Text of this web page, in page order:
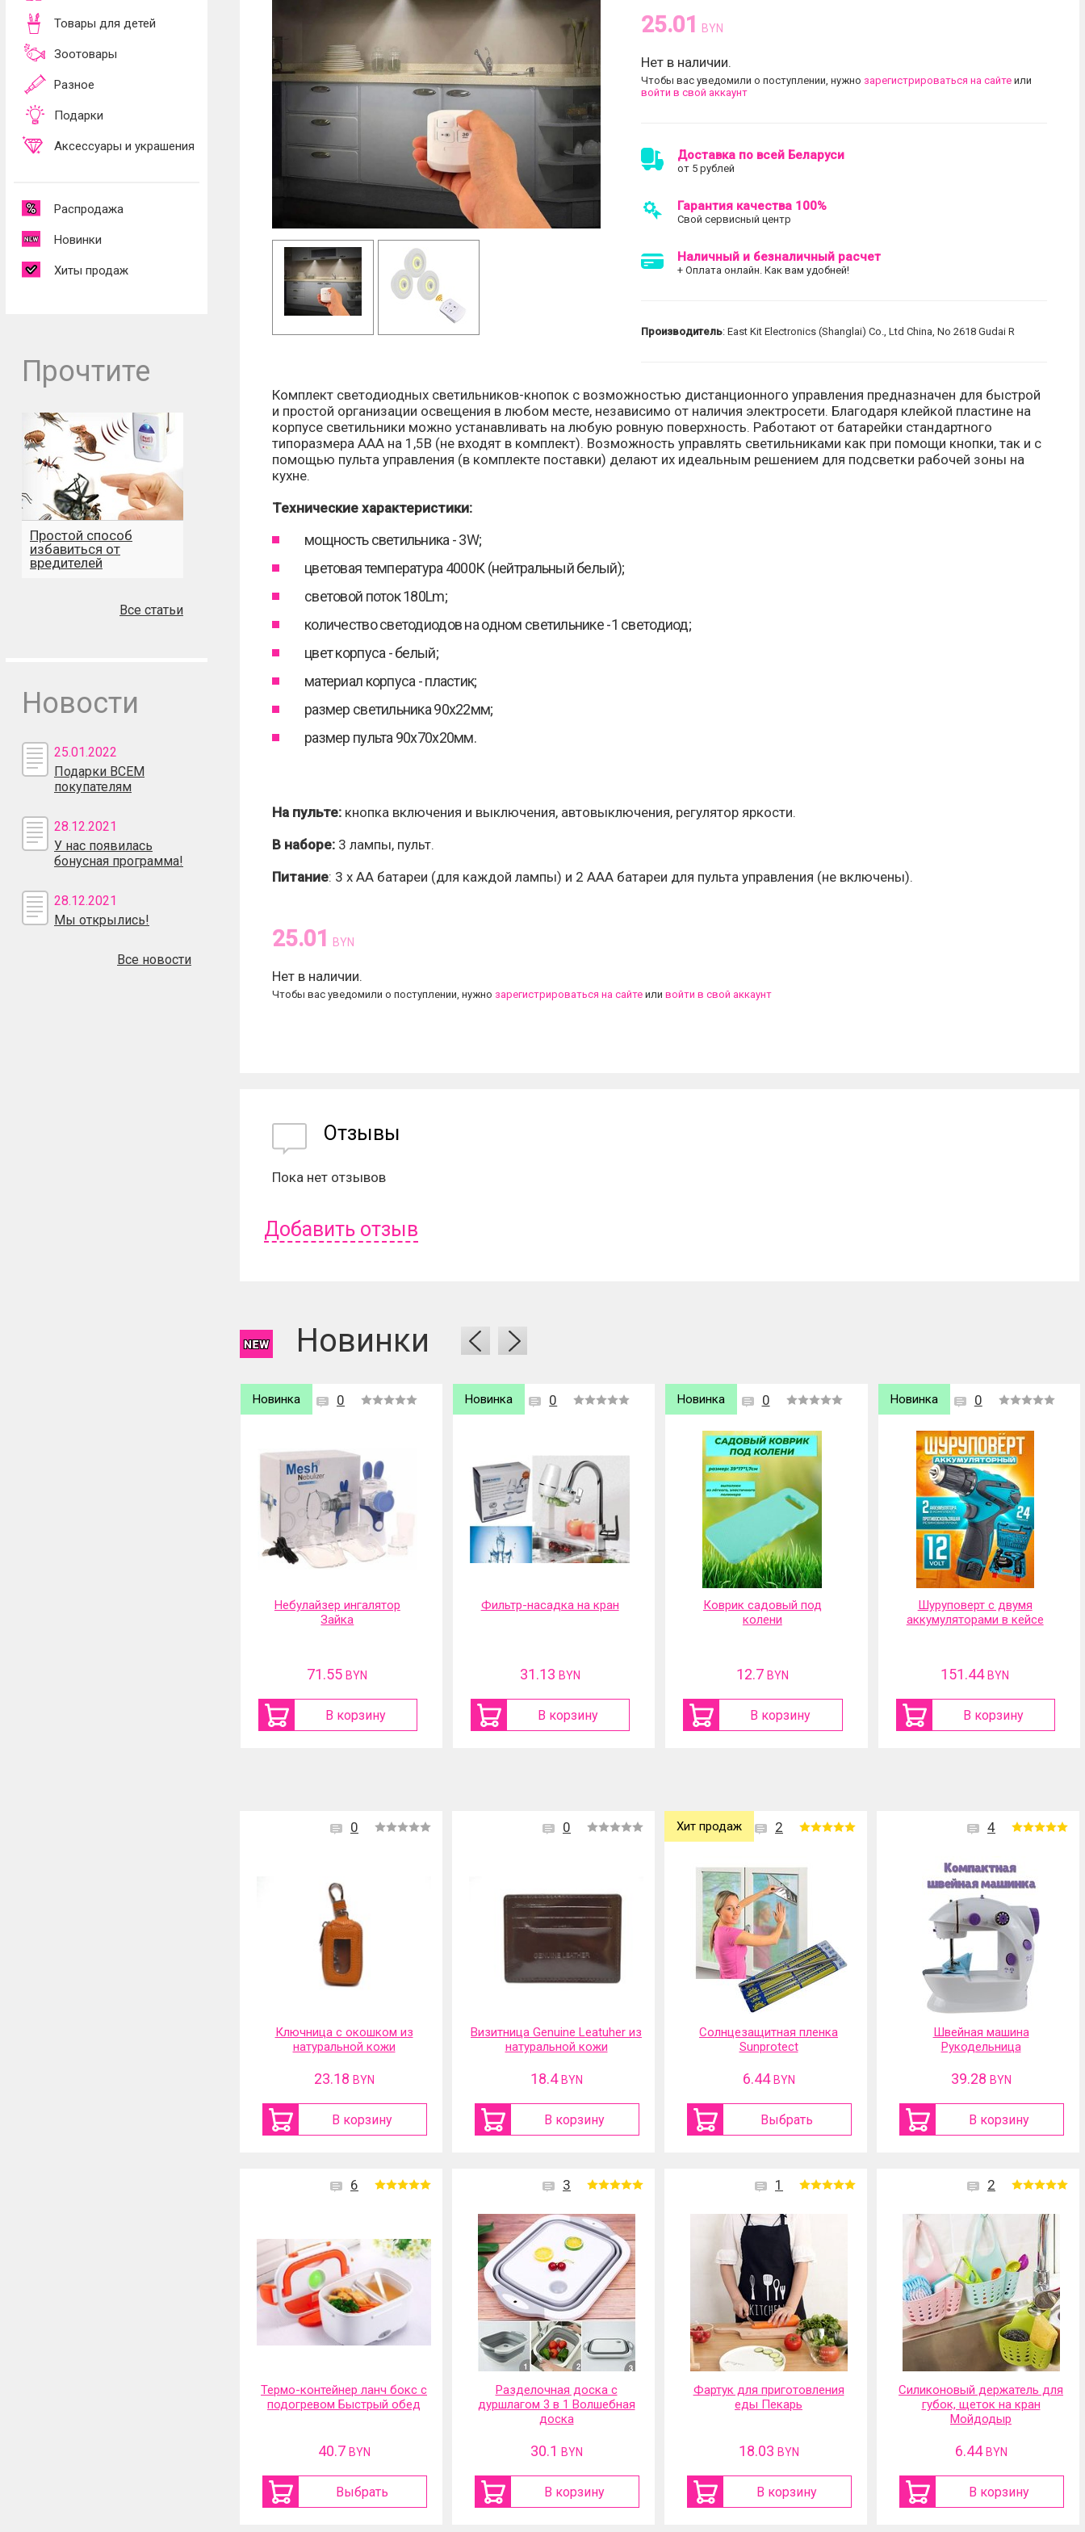
Товары для детей
Зоотовары
Разное
Подарки
Аксессуары и украшения
Распродажа
Новинки
Хиты продаж
Прочтите
Простой способ
избавиться от
вредителей
Все статьи
Новости
25.01.2022
Подарки ВСЕМ
покупателям
28.12.2021
У нас появилась
бонусная программа!
28.12.2021
Мы открылись!
Все новости
25.01 BYN
Нет в наличии.
Чтобы вас уведомили о поступлении, нужно зарегистрироваться на сайтеили
войти в свой аккаунт
Доставка по всей Беларуси
от 5 рублей
Гарантия качества 100%
Свой сервисный центр
Наличный и безналичный расчет
+ Оплата онлайн. Как вам удобней!
Производитель: East Kit Electronics (Shanglai) Co., Ltd China, No 2618 Gudai R
Комплект светодиодных светильников-кнопок с возможностью дистанционного управления предназначен для быстрой
и простой организации освещения в любом месте, независимо от наличия электросети. Благодаря клейкой пластине на
корпусе светильники можно устанавливать на любую ровную поверхность. Работают от батарейки стандартного
типоразмера ААА на 1,5В (не входят в комплект). Возможность управлять светильниками как при помощи кнопки, так и с
помощью пульта управления (в комплекте поставки) делают их идеальным решением для подсветки рабочей зоны на
кухне.
Технические характеристики:
мощность светильника - 3W;
цветовая температура 4000К (нейтральный белый);
световой поток 180Lm;
количество светодиодов на одном светильнике -1 светодиод;
цвет корпуса - белый;
материал корпуса - пластик;
размер светильника 90х22мм;
размер пульта 90x70x20мм.
На пульте: кнопка включения и выключения, автовыключения, регулятор яркости.
В наборе: 3 лампы, пульт.
Питание: 3 х АА батареи (для каждой лампы) и 2 ААА батареи для пульта управления (не включены).
25.01 BYN
Нет в наличии.
Чтобы вас уведомили о поступлении, нужно зарегистрироваться на сайте или войти в свой аккаунт
Отзывы
Пока нет отзывов
Добавить отзыв
Новинки
0
Новинка
Фильтр-насадка на кран
31.13 BYN
В корзину
0
Новинка
Коврик садовый под
12.7BYN
В корзину
0
Новинка
Шуруповерт с двумя
аккумуляторами в кейсе
151.44BYN
В корзину
0
Хит продаж
Новинка
Портативная
аккумуляторная мойка
117.01 BYN
В корзину
0
Ключница с окошком из
натуральной кожи
23.18 BYN
В корзину
0
Визитница Genuine Leatuher из
натуральной кожи
18.4 BYN
В корзину
2
Хит продаж
Солнцезащитная пленка
Sunprotect
6.44 BYN
Выбрать
4
Швейная машина
Рукодельница
39.28 BYN
В корзину
6
Термо-контейнер ланч бокс с
подогревом Быстрый обед
40.7 BYN
Выбрать
3
Разделочная доска с
дуршлагом 3 в 1 Волшебная
доска
30.1 BYN
В корзину
1
Фартук для приготовления
еды Пекарь
18.03 BYN
В корзину
2
Силиконовый держатель для
губок, щеток на кран
Мойдодыр
6.44 BYN
В корзину